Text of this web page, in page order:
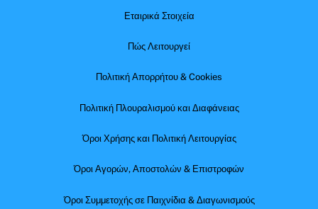
Εταιρικά Στοιχεία
Πώς Λειτουργεί
Πολιτική Απορρήτου & Cookies
Πολιτική Πλουραλισμού και Διαφάνειας
Όροι Χρήσης και Πολιτική Λειτουργίας
Όροι Αγορών, Αποστολών & Επιστροφών
Όροι Συμμετοχής σε Παιχνίδια & Διαγωνισμούς